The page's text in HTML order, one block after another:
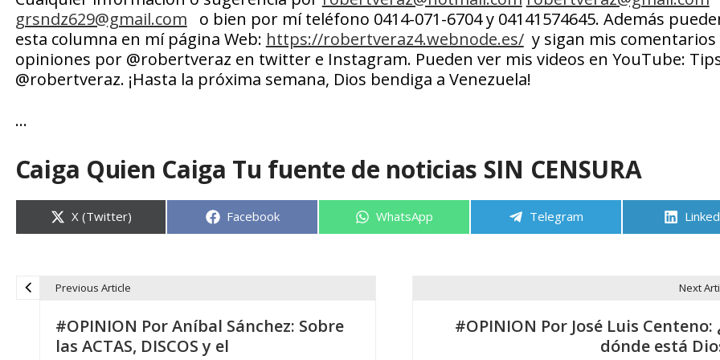
grsndz629@gmail.com o bien por mí teléfono 0414-071-6704 y 04141574645. Además
esta columna en mí página Web: https://robertveraz4.webnode.es/y sigan mis comentarios
opiniones por @robertveraz en twitter e Instagram. Pueden ver mis videos en YouTube:
@robertveraz. ¡Hasta la próxima semana, Dios bendiga a Venezuela!
…
Caiga Quien Caiga Tu fuente de noticias SIN CENSURA
Compartir
en
X (Twitter) Compartir
Facebook Compartir
WhatsApp Compartir
Telegram
Previous Article
#OPINION Por Aníbal Sánchez: Sobre
las ACTAS, DISCOS y el
Next
#OPINION Por José Luis Centeno:
dónde está